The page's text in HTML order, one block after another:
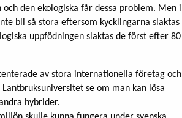
den ekologiska får dessa problem. Men i
bli så stora eftersom kycklingarna slaktas
uppfödningen slaktas de först efter 80
av stora internationella företag och
se om man kan lösa
hybrider.